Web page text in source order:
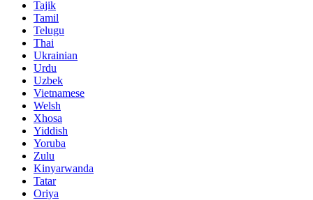
Tajik
Tamil
Telugu
Thai
Ukrainian
Urdu
Uzbek
Vietnamese
Welsh
Xhosa
Yiddish
Yoruba
Zulu
Kinyarwanda
Tatar
Oriya